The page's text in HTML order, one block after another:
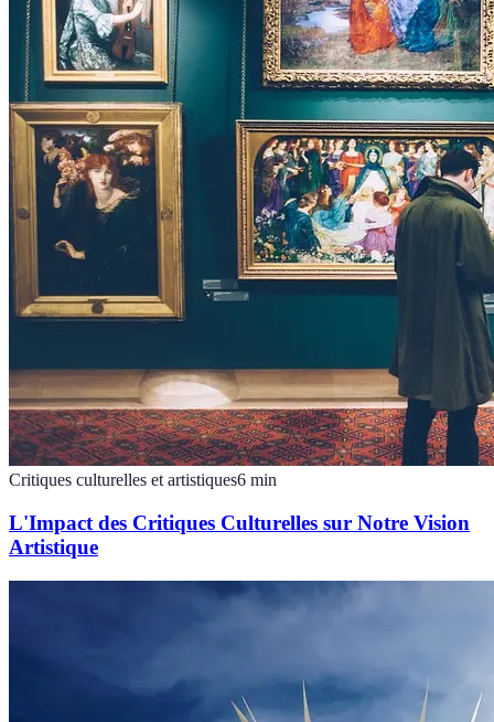
Critiques culturelles et artistiques6 min
L'Impact des Critiques Culturelles sur Notre Vision
Artistique